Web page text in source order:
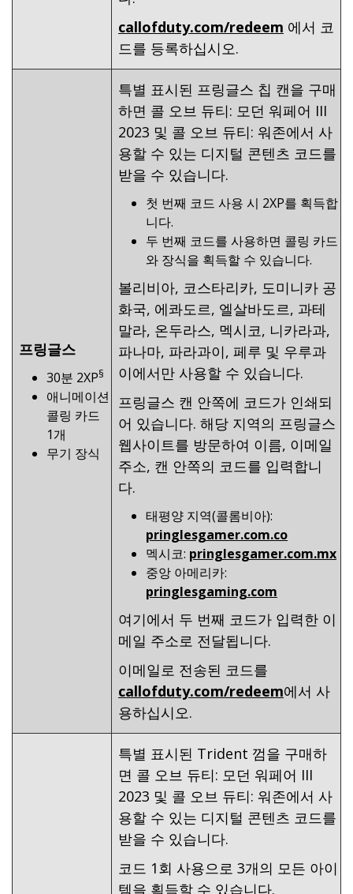
callofduty.com/redeem 에서 코
드를 등록하십시오.
프링글스
30분 2XP§
애니메이션
콜링 카드
1개
무기 장식
특별 표시된 프링글스 칩 캔을 구매
하면 콜 오브 듀티: 모던 워페어 III
2023 및 콜 오브 듀티: 워존에서 사
용할 수 있는 디지털 콘텐츠 코드를
받을 수 있습니다.
첫 번째 코드 사용 시 2XP를 획득합
니다.
두 번째 코드를 사용하면 콜링 카드
와 장식을 획득할 수 있습니다.
볼리비아, 코스타리카, 도미니카 공
화국, 에콰도르, 엘살바도르, 과테
말라, 온두라스, 멕시코, 니카라과,
파나마, 파라과이, 페루 및 우루과
이에서만 사용할 수 있습니다.
프링글스 캔 안쪽에 코드가 인쇄되
어 있습니다. 해당 지역의 프링글스
웹사이트를 방문하여 이름, 이메일
주소, 캔 안쪽의 코드를 입력합니
다.
태평양 지역(콜롬비아):
pringlesgamer.com.co
멕시코: pringlesgamer.com.mx
중앙 아메리카:
pringlesgaming.com
여기에서 두 번째 코드가 입력한 이
메일 주소로 전달됩니다.
이메일로 전송된 코드를
callofduty.com/redeem에서 사
용하십시오.
특별 표시된 Trident 껌을 구매하
면 콜 오브 듀티: 모던 워페어 III
2023 및 콜 오브 듀티: 워존에서 사
용할 수 있는 디지털 콘텐츠 코드를
받을 수 있습니다.
코드 1회 사용으로 3개의 모든 아이
템을 획득할 수 있습니다.